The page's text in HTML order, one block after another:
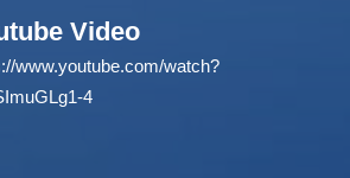
Video
www.youtube.com/watch?
4